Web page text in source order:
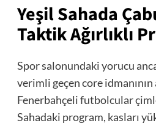
Yeşil Sahada
Taktik Ağırlıklı
Spor salonundaki yorucu
verimli geçen core idmanının
Fenerbahçeli futbolcular
Sahadaki program, kasları